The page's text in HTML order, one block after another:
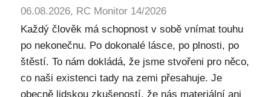
06.08.2026, RC Monitor 14/2026
Každý člověk má schopnost v sobě vnímat touhu
po nekonečnu. Po dokonalé lásce, po plnosti, po
štěstí. To nám dokládá, že jsme stvořeni pro něco,
co naši existenci tady na zemi přesahuje. Je
obecně lidskou zkušeností, že nás materiální ani